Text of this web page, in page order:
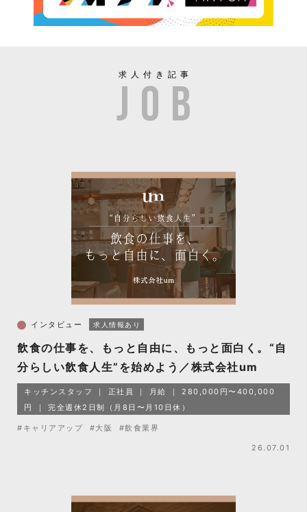
求人付き記事
インタビュー 求人情報あり
飲食の仕事を、もっと自由に、もっと面白く。“自
分らしい飲食人生”を始めよう／株式会社um
キッチンスタッフ 正社員 月給
280,000円〜400,000
円
完全週休2日制（月8日〜月10日休）
#キャリアアップ #大阪 #飲食業界
26.07.01